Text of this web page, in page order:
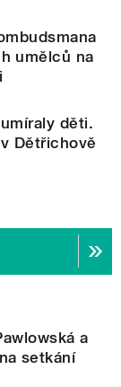
umělců na
děti.
Dětřichově
a
setkání